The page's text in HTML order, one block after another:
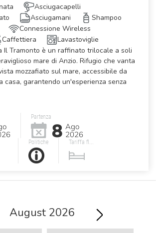
Asciugacapelli
Asciugamani
Shampoo
Connessione Wireless
Caffettiera
Lavastoviglie
Il Tramonto è un raffinato trilocale a soli
mare di Anzio. Rifugio che vanta
mozzafiato sul mare, accessibile da
casa, garantendo un'esperienza senza
Partenza
8 Ago
2026
Politiche Tariffa fl...
August 2026